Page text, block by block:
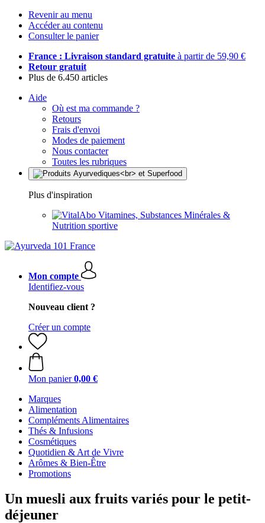
Revenir au menu
Accéder au contenu
Consulter le panier
France : Livraison standard gratuite à partir de 59,90 €
Retour gratuit
Plus de 6.450 articles
Aide
Où est ma commande ?
Retours
Frais d'envoi
Modes de paiement
Nous contacter
Toutes les rubriques
Plus d'inspiration
Vitamines, Substances Minérales &
Nutrition sportive
Mon compte
Identifiez-vous
Nouveau client ?
Créer un compte
Mon panier 0,00 €
Marques
Alimentation
Compléments Alimentaires
Thés & Infusions
Cosmétiques
Quotidien & Art de Vivre
Arômes & Bien-Être
Promotions
Un muesli aux fruits variés pour le petit-
déjeuner